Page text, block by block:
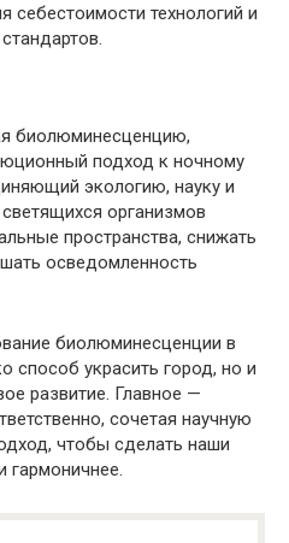
себестоимости технологий и
биолюминесценцию,
подход к ночному
экологию, науку и
организмов
пространства, снижать
осведомленность
биолюминесценции в
способ украсить город, но и
развитие. Главное —
сочетая научную
чтобы сделать наши
гармоничнее.